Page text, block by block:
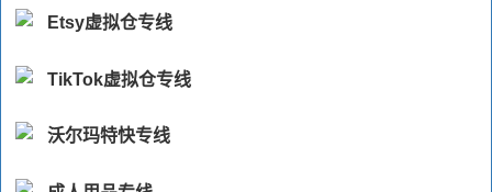
Etsy虚拟仓专线
TikTok虚拟仓专线
沃尔玛特快专线